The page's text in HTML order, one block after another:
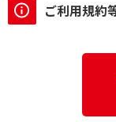
ご利用規約